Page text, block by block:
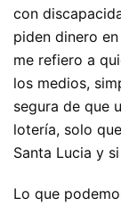
con
piden dinero
me refiero a
los medios,
segura de que
lotería, solo
Santa Lucia y
Lo que